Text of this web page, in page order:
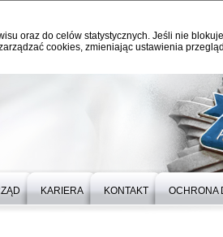
oraz do celów statystycznych. Jeśli nie
cookies, zmieniając ustawienia
KARIERA KONTAKT OCHRONA